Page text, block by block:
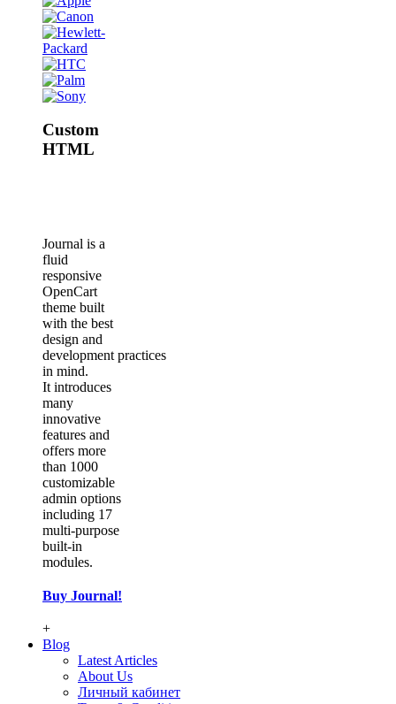
Custom
HTML
Journal is a
fluid
responsive
OpenCart
theme built
with the best
design and
development practices
in mind.
It introduces
many
innovative
features and
offers more
than 1000
customizable
admin options
including 17
multi-purpose
built-in
modules.
Buy Journal!
+
Blog
Latest Articles
About Us
Личный кабинет